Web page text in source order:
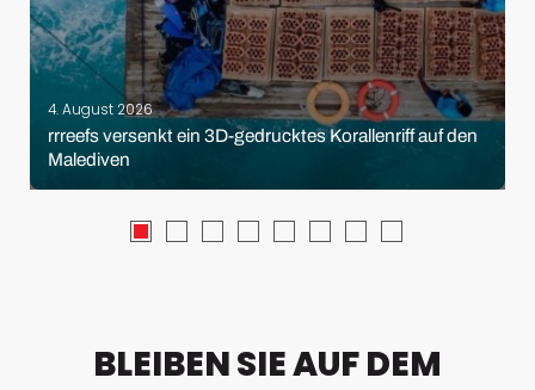
4. August 2026
rrreefs versenkt ein 3D-gedrucktes Korallenriff auf den
Malediven
BLEIBEN SIE AUF DEM